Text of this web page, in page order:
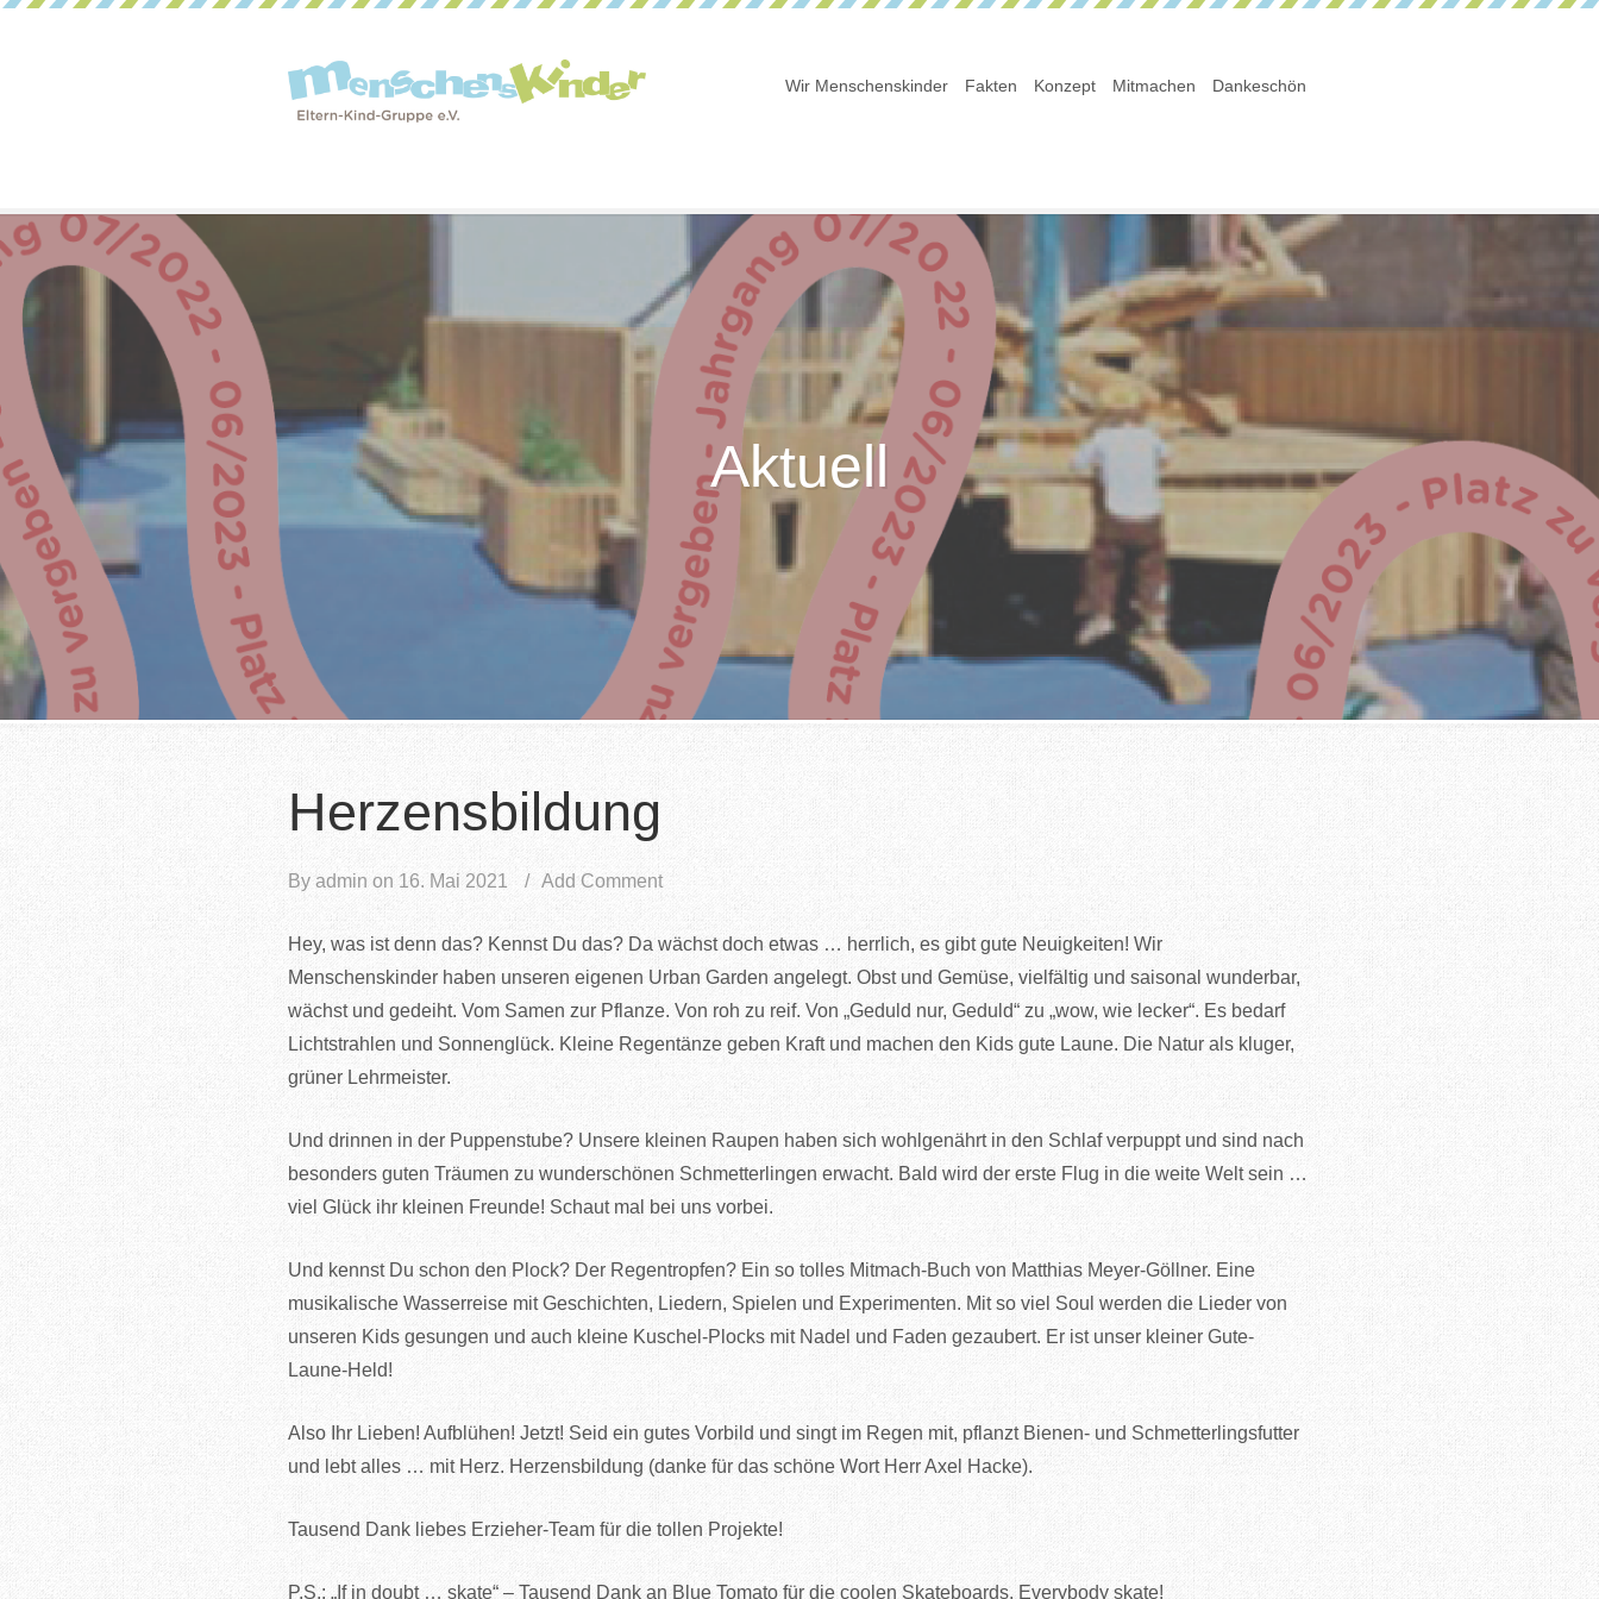
Wir Menschenskinder Fakten Konzept Mitmachen Dankeschön
Aktuell
Herzensbildung
By admin on 16. Mai 2021 Add Comment
Hey, was ist denn das? Kennst Du das? Da wächst doch etwas … herrlich, es gibt gute Neuigkeiten! Wir
Menschenskinder haben unseren eigenen Urban Garden angelegt. Obst und Gemüse, vielfältig und saisonal wunderbar,
wächst und gedeiht. Vom Samen zur Pflanze. Von roh zu reif. Von „Geduld nur, Geduld“ zu „wow, wie lecker“. Es bedarf
Lichtstrahlen und Sonnenglück. Kleine Regentänze geben Kraft und machen den Kids gute Laune. Die Natur als kluger,
grüner Lehrmeister.
Und drinnen in der Puppenstube? Unsere kleinen Raupen haben sich wohlgenährt in den Schlaf verpuppt und sind nach
besonders guten Träumen zu wunderschönen Schmetterlingen erwacht. Bald wird der erste Flug in die weite Welt sein …
viel Glück ihr kleinen Freunde! Schaut mal bei uns vorbei.
Und kennst Du schon den Plock? Der Regentropfen? Ein so tolles Mitmach-Buch von Matthias Meyer-Göllner. Eine
musikalische Wasserreise mit Geschichten, Liedern, Spielen und Experimenten. Mit so viel Soul werden die Lieder von
unseren Kids gesungen und auch kleine Kuschel-Plocks mit Nadel und Faden gezaubert. Er ist unser kleiner Gute-
Laune-Held!
Also Ihr Lieben! Aufblühen! Jetzt! Seid ein gutes Vorbild und singt im Regen mit, pflanzt Bienen- und Schmetterlingsfutter
und lebt alles … mit Herz. Herzensbildung (danke für das schöne Wort Herr Axel Hacke).
Tausend Dank liebes Erzieher-Team für die tollen Projekte!
P.S.: „If in doubt … skate“ – Tausend Dank an Blue Tomato für die coolen Skateboards. Everybody skate!